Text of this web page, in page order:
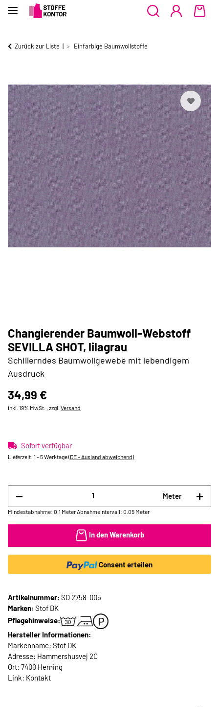
Zurück zur Liste Einfarbige Baumwollstoffe
Changierender Baumwoll-Webstoff
SEVILLA SHOT, lilagrau
Schillerndes Baumwollgewebe mit lebendigem
Ausdruck
34,99 €
inkl. 19% MwSt. , zzgl. Versand
Sofort verfügbar
Lieferzeit: 1 - 5 Werktage(DE - Ausland abweichend)
Meter
Mindestabnahme: 0.1 Meter Abnahmeintervall: 0.05 Meter
In den Warenkorb
Consent erteilen
Artikelnummer: SO 2758-005
Marken: Stof DK
Pflegehinweise:
Hersteller Informationen:
Markenname: Stof DK
Adresse: Hammershusvej 2C
Ort: 7400 Herning
Link: Kontakt